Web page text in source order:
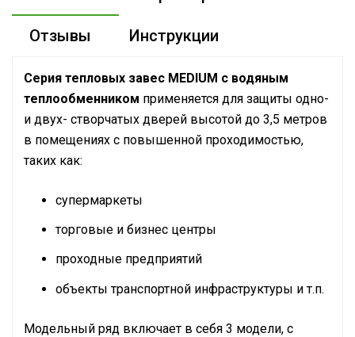
Отзывы Инструкции
Серия тепловых завес MEDIUM с водяным
теплообменником применяется для защиты одно-
и двух- створчатых дверей высотой до 3,5 метров
в помещениях с повышенной проходимостью,
таких как:
супермаркеты
торговые и бизнес центры
проходные предприятий
объекты транспортной инфраструктуры и т.п.
Модельный ряд включает в себя 3 модели, с